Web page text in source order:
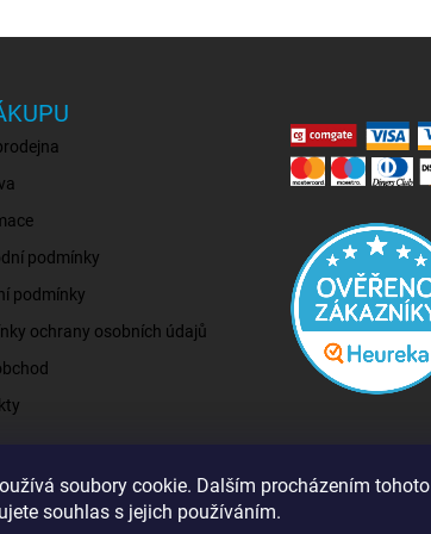
soubory cookie. Dalším procházením tohoto
souhlas s jejich používáním.
podmínky
podmínky
ochrany osobních údajů